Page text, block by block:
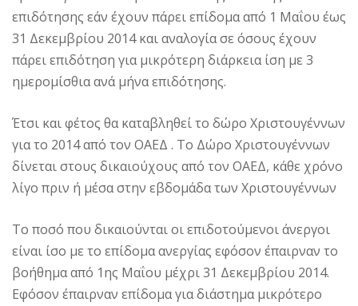
επιδότησης εάν έχουν πάρει επίδομα από 1 Μαΐου έως
31 Δεκεμβρίου 2014 και αναλογία σε όσους έχουν
πάρει επιδότηση για μικρότερη διάρκεια ίση με 3
ημερομίσθια ανά μήνα επιδότησης.
Έτσι και φέτος θα καταβληθεί το δώρο Χριστουγέννων
για το 2014 από τον ΟΑΕΔ . Το Δώρο Χριστουγέννων
δίνεται στους δικαιούχους από τον ΟΑΕΔ, κάθε χρόνο
λίγο πριν ή μέσα στην εβδομάδα των Χριστουγέννων
Το ποσό που δικαιούνται οι επιδοτούμενοι άνεργοι
είναι ίσο με το επίδομα ανεργίας εφόσον έπαιρναν το
βοήθημα από 1ης Μαΐου μέχρι 31 Δεκεμβρίου 2014.
Εφόσον έπαιρναν επίδομα για διάστημα μικρότερο